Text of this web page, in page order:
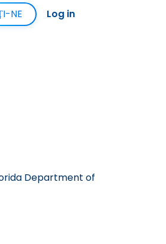
NE Log in
Department of